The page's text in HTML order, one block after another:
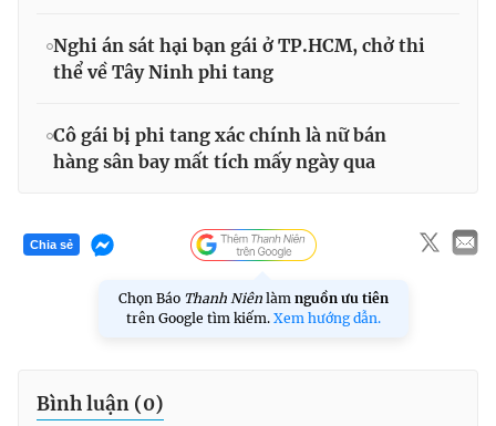
Nghi án sát hại bạn gái ở TP.HCM, chở thi
thể về Tây Ninh phi tang
Cô gái bị phi tang xác chính là nữ bán
hàng sân bay mất tích mấy ngày qua
Chia sẻ
Chọn Báo Thanh Niên làm nguồn ưu tiên
trên Google tìm kiếm. Xem hướng dẫn.
Bình luận (0)